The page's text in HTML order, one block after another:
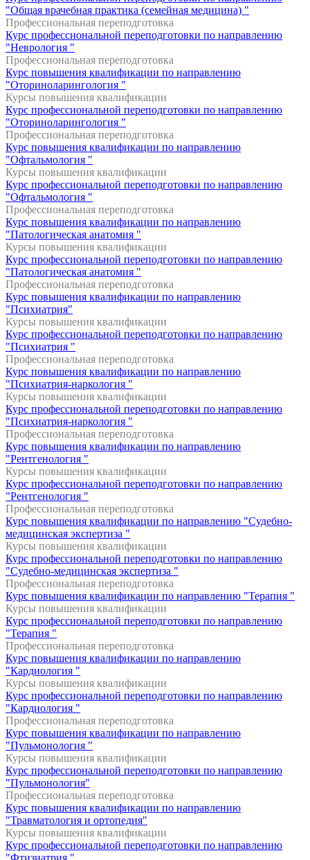
"Общая врачебная практика (семейная медицина) "
Профессиональная переподготовка
Курс профессиональной переподготовки по направлению
"Неврология "
Профессиональная переподготовка
Курс повышения квалификации по направлению
"Оториноларингология "
Курсы повышения квалификации
Курс профессиональной переподготовки по направлению
"Оториноларингология "
Профессиональная переподготовка
Курс повышения квалификации по направлению
"Офтальмология "
Курсы повышения квалификации
Курс профессиональной переподготовки по направлению
"Офтальмология "
Профессиональная переподготовка
Курс повышения квалификации по направлению
"Патологическая анатомия "
Курсы повышения квалификации
Курс профессиональной переподготовки по направлению
"Патологическая анатомия "
Профессиональная переподготовка
Курс повышения квалификации по направлению
"Психиатрия"
Курсы повышения квалификации
Курс профессиональной переподготовки по направлению
"Психиатрия "
Профессиональная переподготовка
Курс повышения квалификации по направлению
"Психиатрия-наркология "
Курсы повышения квалификации
Курс профессиональной переподготовки по направлению
"Психиатрия-наркология "
Профессиональная переподготовка
Курс повышения квалификации по направлению
"Рентгенология "
Курсы повышения квалификации
Курс профессиональной переподготовки по направлению
"Рентгенология "
Профессиональная переподготовка
Курс повышения квалификации по направлению "Судебно-
медицинская экспертиза "
Курсы повышения квалификации
Курс профессиональной переподготовки по направлению
"Судебно-медицинская экспертиза "
Профессиональная переподготовка
Курс повышения квалификации по направлению "Терапия "
Курсы повышения квалификации
Курс профессиональной переподготовки по направлению
"Терапия "
Профессиональная переподготовка
Курс повышения квалификации по направлению
"Кардиология "
Курсы повышения квалификации
Курс профессиональной переподготовки по направлению
"Кардиология "
Профессиональная переподготовка
Курс повышения квалификации по направлению
"Пульмонология "
Курсы повышения квалификации
Курс профессиональной переподготовки по направлению
"Пульмонология"
Профессиональная переподготовка
Курс повышения квалификации по направлению
"Травматология и ортопедия"
Курсы повышения квалификации
Курс профессиональной переподготовки по направлению
"Фтизиатрия "